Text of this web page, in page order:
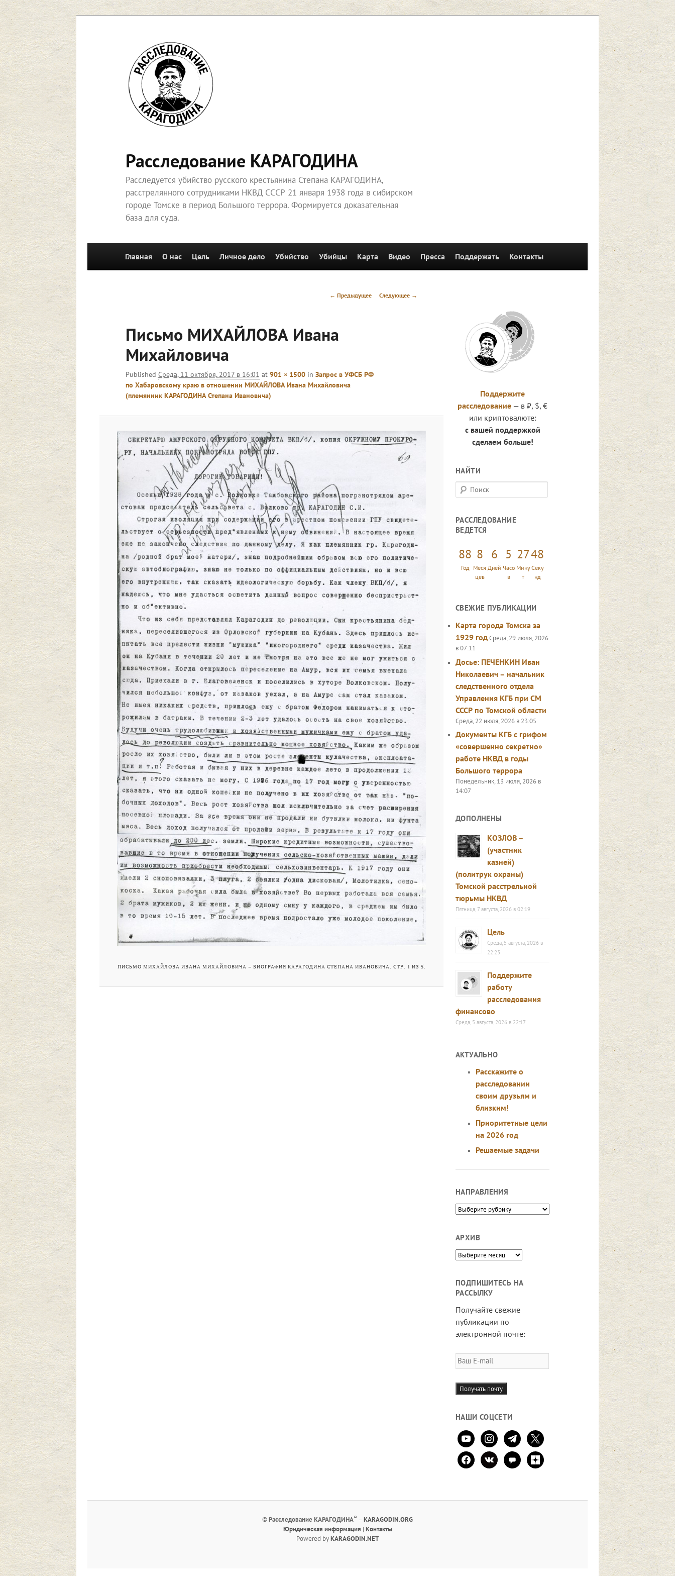
Перейти
к
основному
содержимому
Расследование КАРАГОДИНА
Расследуется убийство русского крестьянина Степана КАРАГОДИНА,
расстрелянного сотрудниками НКВД СССР 21 января 1938 года в сибирском
городе Томске в период Большого террора. Формируется доказательная
база для суда.
Перейти к основному содержимому
Главная О нас Цель Личное дело Убийство Убийцы Карта Видео Пресса Поддержать Контакты
Навигация
← Предыдущее Следующее →
Письмо МИХАЙЛОВА Ивана
Михайловича
Published Среда, 11 октября, 2017 в 16:01 at 901 × 1500in Запрос в УФСБ РФ
по Хабаровскому краю в отношении МИХАЙЛОВА Ивана Михайловича
(племянник КАРАГОДИНА Степана Ивановича)
ПИСЬМО МИХАЙЛОВА ИВАНА МИХАЙЛОВИЧА – БИОГРАФИЯ КАРАГОДИНА СТЕПАНА ИВАНОВИЧА. СТР. 1 ИЗ 5.
Поддержите
расследование — в ₽, $, €
или криптовалюте:
с вашей поддержкой
сделаем больше!
НАЙТИ
П
о
с
к
РАССЛЕДОВАНИЕ
ВЕДЕТСЯ
88
Год
8
Меся
цев
6
Дней
5
Часо
в
27
Мину
т
49
Секу
нд
СВЕЖИЕ ПУБЛИКАЦИИ
Карта города Томска за
1929 годСреда, 29 июля, 2026
в 07:11
Досье: ПЕЧЕНКИН Иван
Николаевич – начальник
следственного отдела
Управления КГБ при СМ
СССР по Томской области
Среда, 22 июля, 2026 в 23:05
Документы КГБ с грифом
«совершенно секретно»
работе НКВД в годы
Большого террора
Понедельник, 13 июля, 2026 в
14:07
ДОПОЛНЕНЫ
КОЗЛОВ –
(участник
казней)
(политрук охраны)
Томской расстрельной
тюрьмы НКВД
Пятница, 7 августа, 2026 в 02:19
Цель
Среда, 5 августа, 2026 в
22:23
Поддержите
работу
расследования
финансово
Среда, 5 августа, 2026 в 22:17
АКТУАЛЬНО
Расскажите о
расследовании
своим друзьям и
близким!
Приоритетные цели
на 2026 год
Решаемые задачи
НАПРАВЛЕНИЯ
Направления
АРХИВ
Архив
ПОДПИШИТЕСЬ НА
РАССЫЛКУ
Получайте свежие
публикации по
электронной почте:
Ваш
E-
mail
Получать почту
НАШИ СОЦСЕТИ
youtubeinstagramtelegram
x
facebookvkontaktecomment
zen-
yandex
©Расследование КАРАГОДИНА® – KARAGODIN.ORG
Юридическая информация | Контакты
Powered byKARAGODIN.NET